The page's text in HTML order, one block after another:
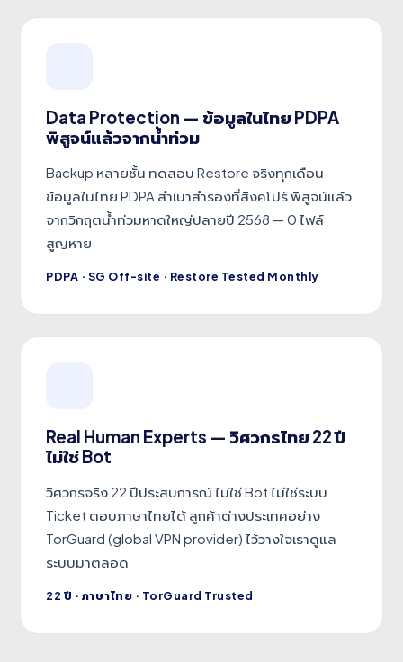
Data Protection — ข้อมูลในไทย PDPA
พิสูจน์แล้วจากน้ำท่วม
Backup หลายชั้น ทดสอบ Restore จริงทุกเดือน
ข้อมูลในไทย PDPA สำเนาสำรองที่สิงคโปร์ พิสูจน์แล้ว
จากวิกฤตน้ำท่วมหาดใหญ่ปลายปี 2568 — 0 ไฟล์
สูญหาย
PDPA · SG Off-site · Restore Tested Monthly
Real Human Experts — วิศวกรไทย 22 ปี
ไม่ใช่ Bot
วิศวกรจริง 22 ปีประสบการณ์ ไม่ใช่ Bot ไม่ใช่ระบบ
Ticket ตอบภาษาไทยได้ ลูกค้าต่างประเทศอย่าง
TorGuard (global VPN provider) ไว้วางใจเราดูแล
ระบบมาตลอด
22 ปี · ภาษาไทย · TorGuard Trusted